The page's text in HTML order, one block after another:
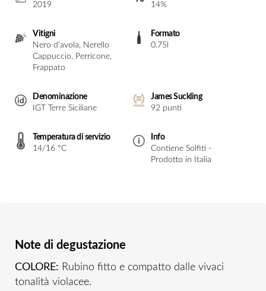
2019
14%
Vitigni
Nero d'avola, Nerello
Cappuccio, Perricone,
Frappato
Formato
0.75l
Denominazione
IGT Terre Siciliane
James Suckling
92 punti
Temperatura di servizio
14/16 °C
Info
Contiene Solfiti -
Prodotto in Italia
Note di degustazione
COLORE: Rubino fitto e compatto dalle vivaci
tonalità violacee.